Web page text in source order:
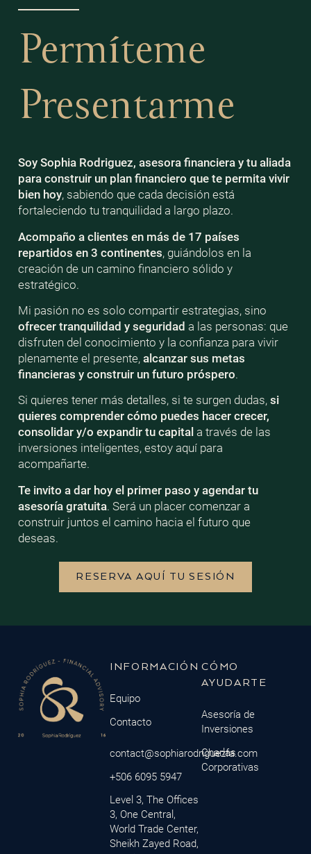
Permíteme
Presentarme
Soy Sophia Rodriguez, asesora financiera y tu aliada
para construir un plan financiero que te permita vivir
bien hoy, sabiendo que cada decisión está
fortaleciendo tu tranquilidad a largo plazo.
Acompaño a clientes en más de 17 países
repartidos en 3 continentes, guiándolos en la
creación de un camino financiero sólido y
estratégico.
Mi pasión no es solo compartir estrategias, sino
ofrecer tranquilidad y seguridad a las personas: que
disfruten del conocimiento y la confianza para vivir
plenamente el presente, alcanzar sus metas
financieras y construir un futuro próspero.
Si quieres tener más detalles, si te surgen dudas, si
quieres comprender cómo puedes hacer crecer,
consolidar y/o expandir tu capital a través de las
inversiones inteligentes, estoy aquí para
acompañarte.
Te invito a dar hoy el primer paso y agendar tu
asesoría gratuita. Será un placer comenzar a
construir juntos el camino hacia el futuro que
deseas.
RESERVA AQUÍ TU SESIÓN
INFORMACIÓN
Equipo
Contacto
contact@sophiarodriguezfa.com
+506 6095 5947
Level 3, The Offices
3, One Central,
World Trade Center,
Sheikh Zayed Road,
CÓMO
AYUDARTE
Asesoría de
Inversiones
Charlas
Corporativas